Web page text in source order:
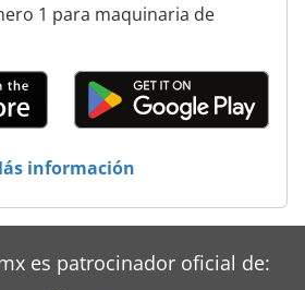
1 para maquinaria de
información
es patrocinador oficial de: